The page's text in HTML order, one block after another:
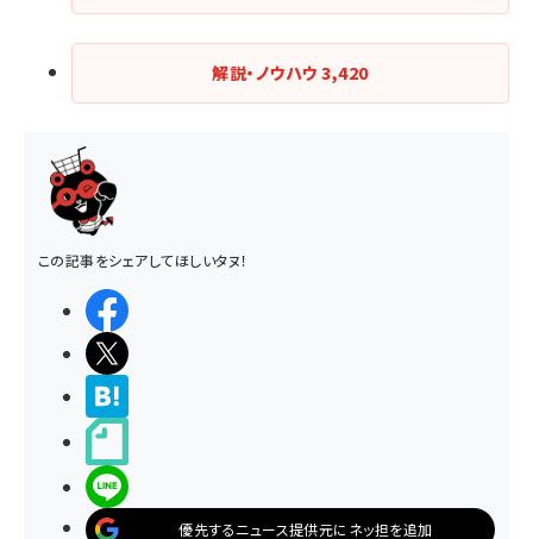
解説・ノウハウ3,420
この記事をシェアしてほしいタヌ！
優先するニュース提供元にネッ担を追加